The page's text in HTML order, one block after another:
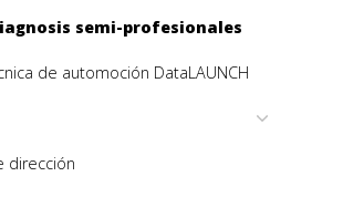
semi-profesionales
de automoción DataLAUNCH
dirección